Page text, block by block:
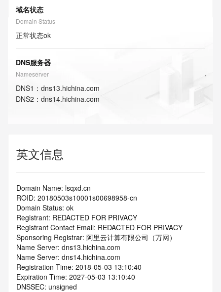
域名状态
Domain Status
正常状态ok
DNS服务器
Nameserver
DNS1 ： dns13.hichina.com
DNS2 ： dns14.hichina.com
英文信息
Domain Name: lsqxd.cn
ROID: 20180503s10001s00698958-cn
Domain Status: ok
Registrant: REDACTED FOR PRIVACY
Registrant Contact Email: REDACTED FOR PRIVACY
Sponsoring Registrar: 阿里云计算有限公司（万网）
Name Server: dns13.hichina.com
Name Server: dns14.hichina.com
Registration Time: 2018-05-03 13:10:40
Expiration Time: 2027-05-03 13:10:40
DNSSEC: unsigned